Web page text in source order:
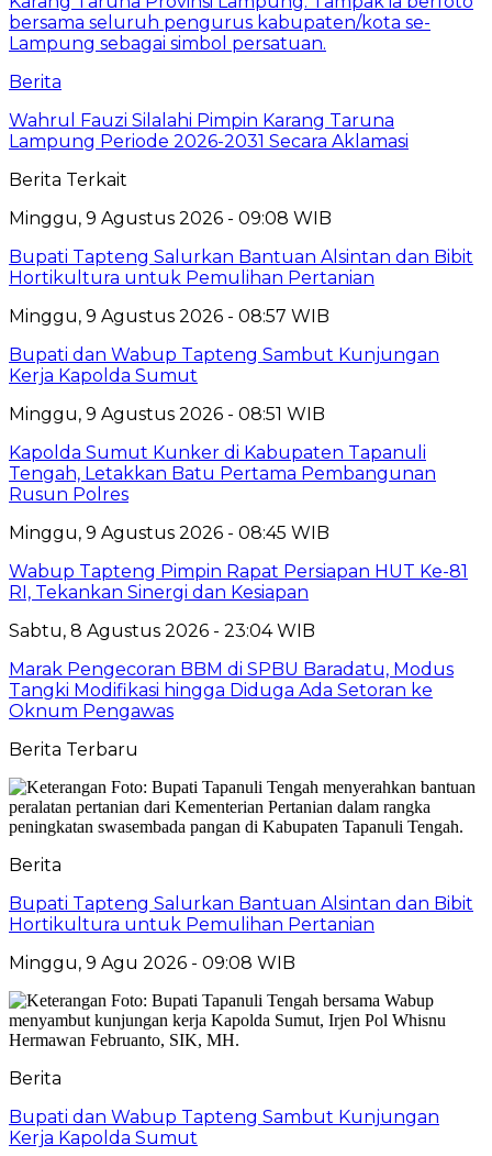
Berita
Wahrul Fauzi Silalahi Pimpin Karang Taruna
Lampung Periode 2026-2031 Secara Aklamasi
Berita Terkait
Minggu, 9 Agustus 2026 - 09:08 WIB
Bupati Tapteng Salurkan Bantuan Alsintan dan Bibit
Hortikultura untuk Pemulihan Pertanian
Minggu, 9 Agustus 2026 - 08:57 WIB
Bupati dan Wabup Tapteng Sambut Kunjungan
Kerja Kapolda Sumut
Minggu, 9 Agustus 2026 - 08:51 WIB
Kapolda Sumut Kunker di Kabupaten Tapanuli
Tengah, Letakkan Batu Pertama Pembangunan
Rusun Polres
Minggu, 9 Agustus 2026 - 08:45 WIB
Wabup Tapteng Pimpin Rapat Persiapan HUT Ke-81
RI, Tekankan Sinergi dan Kesiapan
Sabtu, 8 Agustus 2026 - 23:04 WIB
Marak Pengecoran BBM di SPBU Baradatu, Modus
Tangki Modifikasi hingga Diduga Ada Setoran ke
Oknum Pengawas
Berita Terbaru
Berita
Bupati Tapteng Salurkan Bantuan Alsintan dan Bibit
Hortikultura untuk Pemulihan Pertanian
Minggu, 9 Agu 2026 - 09:08 WIB
Berita
Bupati dan Wabup Tapteng Sambut Kunjungan
Kerja Kapolda Sumut